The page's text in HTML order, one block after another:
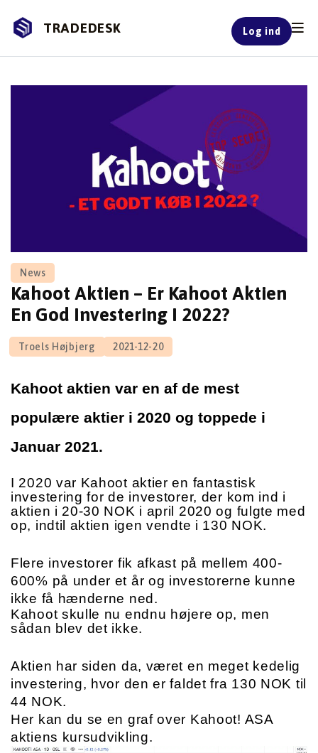
TRADEDESK Log ind
News
Kahoot Aktien – Er Kahoot Aktien
En God Investering I 2022?
Kahoot aktien var en af de mest
populære aktier i 2020 og toppede i
Januar 2021.
I 2020 var Kahoot aktier en fantastisk
investering for de investorer, der kom ind i
aktien i 20-30 NOK i april 2020 og fulgte med
op, indtil aktien igen vendte i 130 NOK.
Flere investorer fik afkast på mellem 400-
600% på under et år og investorerne kunne
ikke få hænderne ned.
Kahoot skulle nu endnu højere op, men
sådan blev det ikke.
Aktien har siden da, været en meget kedelig
investering, hvor den er faldet fra 130 NOK til
44 NOK.
Her kan du se en graf over Kahoot! ASA
aktiens kursudvikling.